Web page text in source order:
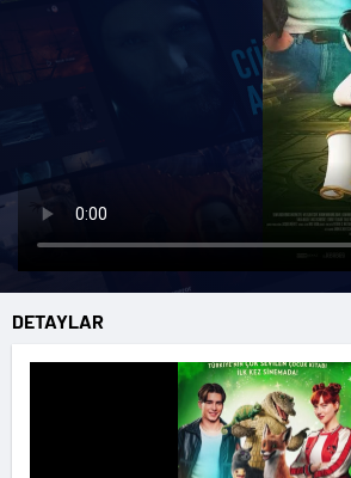
DETAYLAR